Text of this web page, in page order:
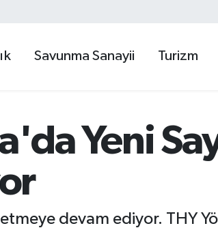
Savunma Sanayii Turizm
Yeni
devam ediyor. THY